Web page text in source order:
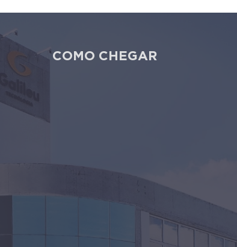
COMO CHEGAR